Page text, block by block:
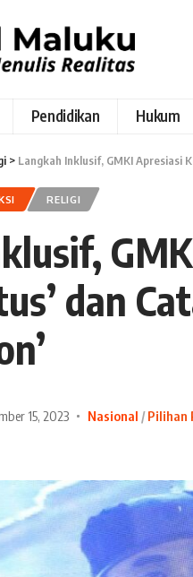
Pendidikan Hukum
> Langkah Inklusif, GMKI Apresiasi
RELIGI
dan
15, 2023 Nasional Pilihan